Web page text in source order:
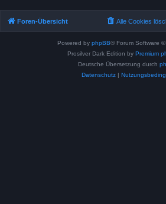
Foren-Übersicht Alle Cookies
Powered by phpBB® Forum Software
Prosilver Dark Edition by Premium
Deutsche Übersetzung durch
Datenschutz|